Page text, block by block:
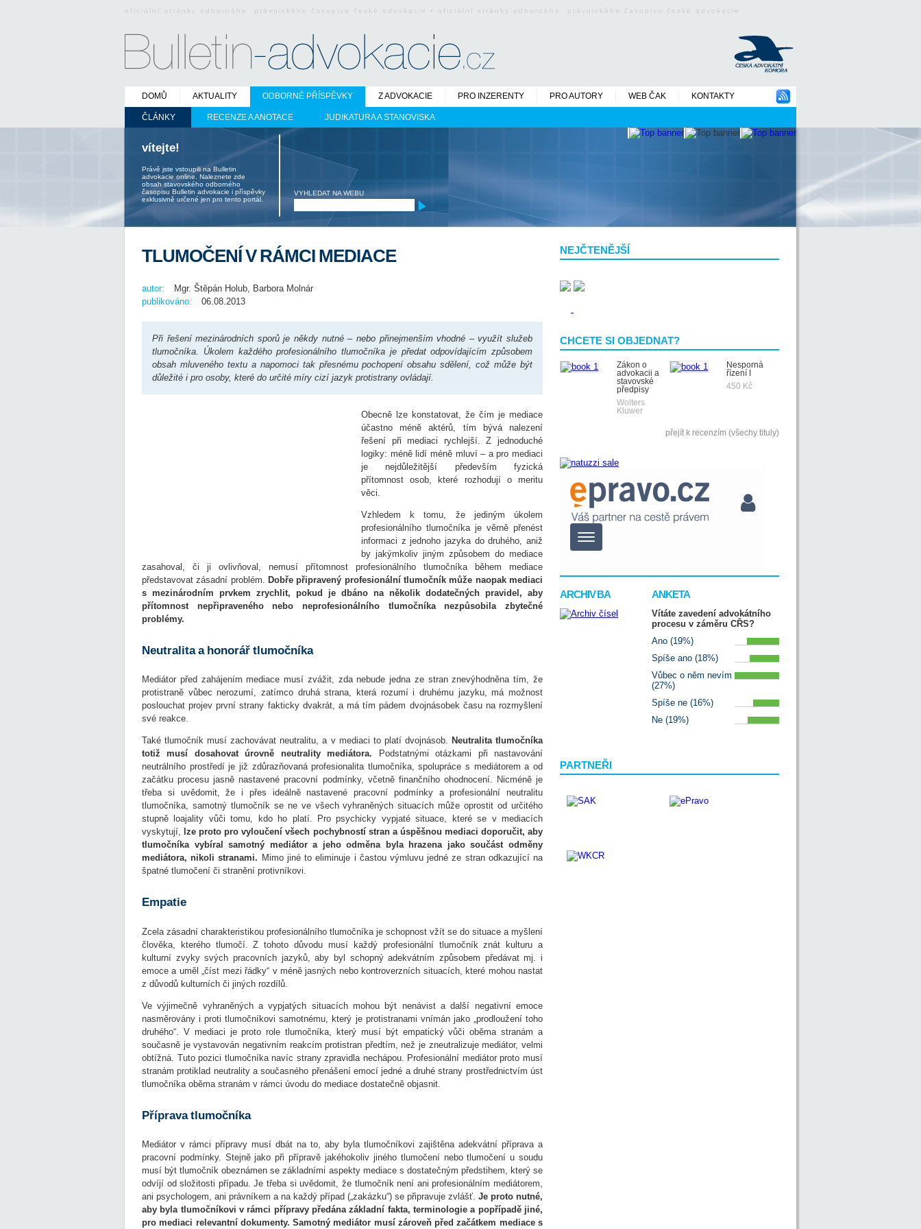
oficiální stránky odborného právnického časopisu české advokacie • oficiální stránky odborného právnického časopisu české advokacie
DOMŮ AKTUALITY ODBORNÉ PŘÍSPĚVKY
ČLÁNKY RECENZE A ANOTACE JUDIKATURA A STANOVISKA
Z ADVOKACIE PRO INZERENTY PRO AUTORY WEB ČAK KONTAKTY
vítejte!
Právě jste vstoupili na Bulletin
advokacie online. Naleznete zde
obsah stavovského odborného
časopisu Bulletin advokacie i příspěvky
exklusivně určené jen pro tento portál.
VYHLEDAT NA WEBU
NEJČTENĚJŠÍ
CHCETE SI OBJEDNAT?
Zákon o
advokacii a
stavovské
předpisy
Wolters
Kluwer
Nesporná
řízení I
450 Kč
přejít k recenzím (všechy tituly)
ARCHIV BA ANKETA
Vítáte zavedení advokátního
procesu v záměru CŘS?
Ano (19%)
Spíše ano (18%)
Vůbec o něm nevím
(27%)
Spíše ne (16%)
Ne (19%)
PARTNEŘI
TLUMOČENÍ V RÁMCI MEDIACE
autor:
Mgr. Štěpán Holub, Barbora Molnár
publikováno:
06.08.2013
Při řešení mezinárodních sporů je někdy nutné – nebo přinejmenším vhodné – využít služeb
tlumočníka. Úkolem každého profesionálního tlumočníka je předat odpovídajícím způsobem
obsah mluveného textu a napomoci tak přesnému pochopení obsahu sdělení, což může být
důležité i pro osoby, které do určité míry cizí jazyk protistrany ovládají.
Obecně lze konstatovat, že čím je mediace
účastno méně aktérů, tím bývá nalezení
řešení při mediaci rychlejší. Z jednoduché
logiky: méně lidí méně mluví – a pro mediaci
je nejdůležitější především fyzická
přítomnost osob, které rozhodují o meritu
věci.
Vzhledem k tomu, že jediným úkolem
profesionálního tlumočníka je věrně přenést
informaci z jednoho jazyka do druhého, aniž
by jakýmkoliv jiným způsobem do mediace
zasahoval, či ji ovlivňoval, nemusí přítomnost profesionálního tlumočníka během mediace
představovat zásadní problém.
Dobře připravený profesionální tlumočník může naopak mediaci
s mezinárodním prvkem zrychlit, pokud je dbáno na několik dodatečných pravidel, aby
přítomnost nepřipraveného nebo neprofesionálního tlumočníka nezpůsobila zbytečné
problémy.
Neutralita a honorář tlumočníka
Mediátor před zahájením mediace musí zvážit, zda nebude jedna ze stran znevýhodněna tím, že
protistraně vůbec nerozumí, zatímco druhá strana, která rozumí i druhému jazyku, má možnost
poslouchat projev první strany fakticky dvakrát, a má tím pádem dvojnásobek času na rozmyšlení
své reakce.
Také tlumočník musí zachovávat neutralitu, a v mediaci to platí dvojnásob. Neutralita tlumočníka
totiž musí dosahovat úrovně neutrality mediátora. Podstatnými otázkami při nastavování
neutrálního prostředí je již zdůrazňovaná profesionalita tlumočníka, spolupráce s mediátorem a od
začátku procesu jasně nastavené pracovní podmínky, včetně finančního ohodnocení. Nicméně je
třeba si uvědomit, že i přes ideálně nastavené pracovní podmínky a profesionální neutralitu
tlumočníka, samotný tlumočník se ne ve všech vyhraněných situacích může oprostit od určitého
stupně loajality vůči tomu, kdo ho platí. Pro psychicky vypjaté situace, které se v mediacích
vyskytují, lze proto pro vyloučení všech pochybností stran a úspěšnou mediaci doporučit, aby
tlumočníka vybíral samotný mediátor a jeho odměna byla hrazena jako součást odměny
mediátora, nikoli stranami. Mimo jiné to eliminuje i častou výmluvu jedné ze stran odkazující na
špatné tlumočení či stranění protivníkovi.
Empatie
Zcela zásadní charakteristikou profesionálního tlumočníka je schopnost vžít se do situace a myšlení
člověka, kterého tlumočí. Z tohoto důvodu musí každý profesionální tlumočník znát kulturu a
kulturní zvyky svých pracovních jazyků, aby byl schopný adekvátním způsobem předávat mj. i
emoce a uměl „číst mezi řádky“ v méně jasných nebo kontroverzních situacích, které mohou nastat
z důvodů kulturních či jiných rozdílů.
Ve výjimečně vyhraněných a vypjatých situacích mohou být nenávist a další negativní emoce
nasměrovány i proti tlumočníkovi samotnému, který je protistranami vnímán jako „prodloužení toho
druhého“. V mediaci je proto role tlumočníka, který musí být empatický vůči oběma stranám a
současně je vystavován negativním reakcím protistran předtím, než je zneutralizuje mediátor, velmi
obtížná. Tuto pozici tlumočníka navíc strany zpravidla nechápou. Profesionální mediátor proto musí
stranám protiklad neutrality a současného přenášení emocí jedné a druhé strany prostřednictvím úst
tlumočníka oběma stranám v rámci úvodu do mediace dostatečně objasnit.
Příprava tlumočníka
Mediátor v rámci přípravy musí dbát na to, aby byla tlumočníkovi zajištěna adekvátní příprava a
pracovní podmínky. Stejně jako při přípravě jakéhokoliv jiného tlumočení nebo tlumočení u soudu
musí být tlumočník obeznámen se základními aspekty mediace s dostatečným předstihem, který se
odvíjí od složitosti případu. Je třeba si uvědomit, že tlumočník není ani profesionálním mediátorem,
ani psychologem, ani právníkem a na každý případ („zakázku“) se připravuje zvlášť. Je proto nutné,
aby byla tlumočníkovi v rámci přípravy předána základní fakta, terminologie a popřípadě jiné,
pro mediaci relevantní dokumenty. Samotný mediátor musí zároveň před začátkem mediace s